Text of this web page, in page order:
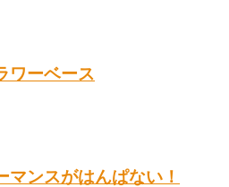
ワーベース
ンスがはんぱない！